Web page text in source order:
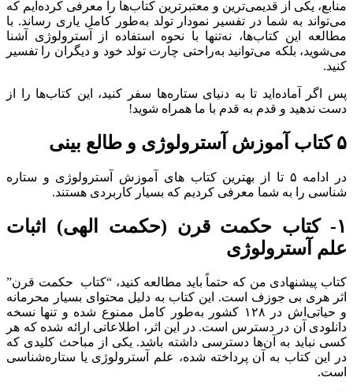
منابع، یکی از قدیمی‌ترین و معتبرترین کتاب‌ها را معرفی کرده‌ایم که
می‌تواند به شما در تفسیر نمودار تولد به‌طور کامل یاری رساند. با
مطالعه این کتاب‌ها، نه‌تنها با نحوه استفاده از آسترولوژی آشنا
می‌شوید، بلکه می‌توانید به‌راحتی چارت تولد خود و دیگران را تفسیر
کنید.
پس اگر آماده‌اید تا به دنیای ستاره‌ها سفر کنید، این کتاب‌ها را از
دست ندهید و قدم به قدم با ما همراه شوید!
۵ کتاب آموزش آسترولوژی و طالع بینی
در ادامه ۵ تا از بهترین کتاب های آموزش آسترولوژی و ستاره
شناسی را به شما معرفی کردیم که بسیار کاربردی هستند.
۱- کتاب حکمت قرن (حکمت الهی) اثبات
علم آسترولوژی
کتاب پیشنهادی من که حتماً باید مطالعه کنید، “کتاب حکمت قرن”
اثر هری بی جوزف است. این کتاب به دلیل محتوای بسیار محرمانه
و حیاتی‌اش در ۱۲۸ کشور به‌طور کامل ممنوع شده و تنها نسخه
دانلودی آن در دسترس است. در این اثر، اطلاعاتی ارائه شده که هر
کسی نباید به آن‌ها دسترسی داشته باشد. یکی از مباحث کلیدی که
در این کتاب به آن پرداخته شده، علم آسترولوژی یا ستاره‌شناسی
است.